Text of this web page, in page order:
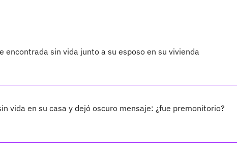
encontrada sin vida junto a su esposo en su vivienda
vida en su casa y dejó oscuro mensaje: ¿fue premonitorio?